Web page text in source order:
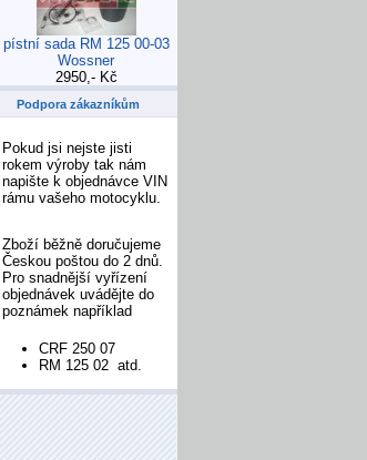
pístní sada RM 125 00-03
Wossner
2950,- Kč
Podpora zákazníkům
Pokud jsi nejste jisti
rokem výroby tak nám
napište k objednávce VIN
rámu vašeho motocyklu.
Zboží běžně doručujeme
Českou poštou do 2 dnů.
Pro snadnější vyřízení
objednávek uvádějte do
poznámek například
CRF 250 07
RM 125 02 atd.